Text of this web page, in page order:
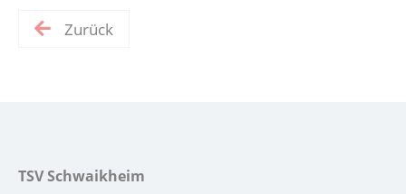
Zurück
TSV Schwaikheim